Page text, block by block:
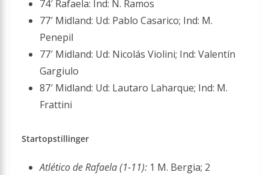
74′ Rafaela: Ind: N. Ramos
77′ Midland: Ud: Pablo Casarico; Ind: M.
Penepil
77′ Midland: Ud: Nicolás Violini; Ind: Valentín
Gargiulo
87′ Midland: Ud: Lautaro Laharque; Ind: M.
Frattini
Startopstillinger
Atlético de Rafaela (1-11): 1 M. Bergia; 2